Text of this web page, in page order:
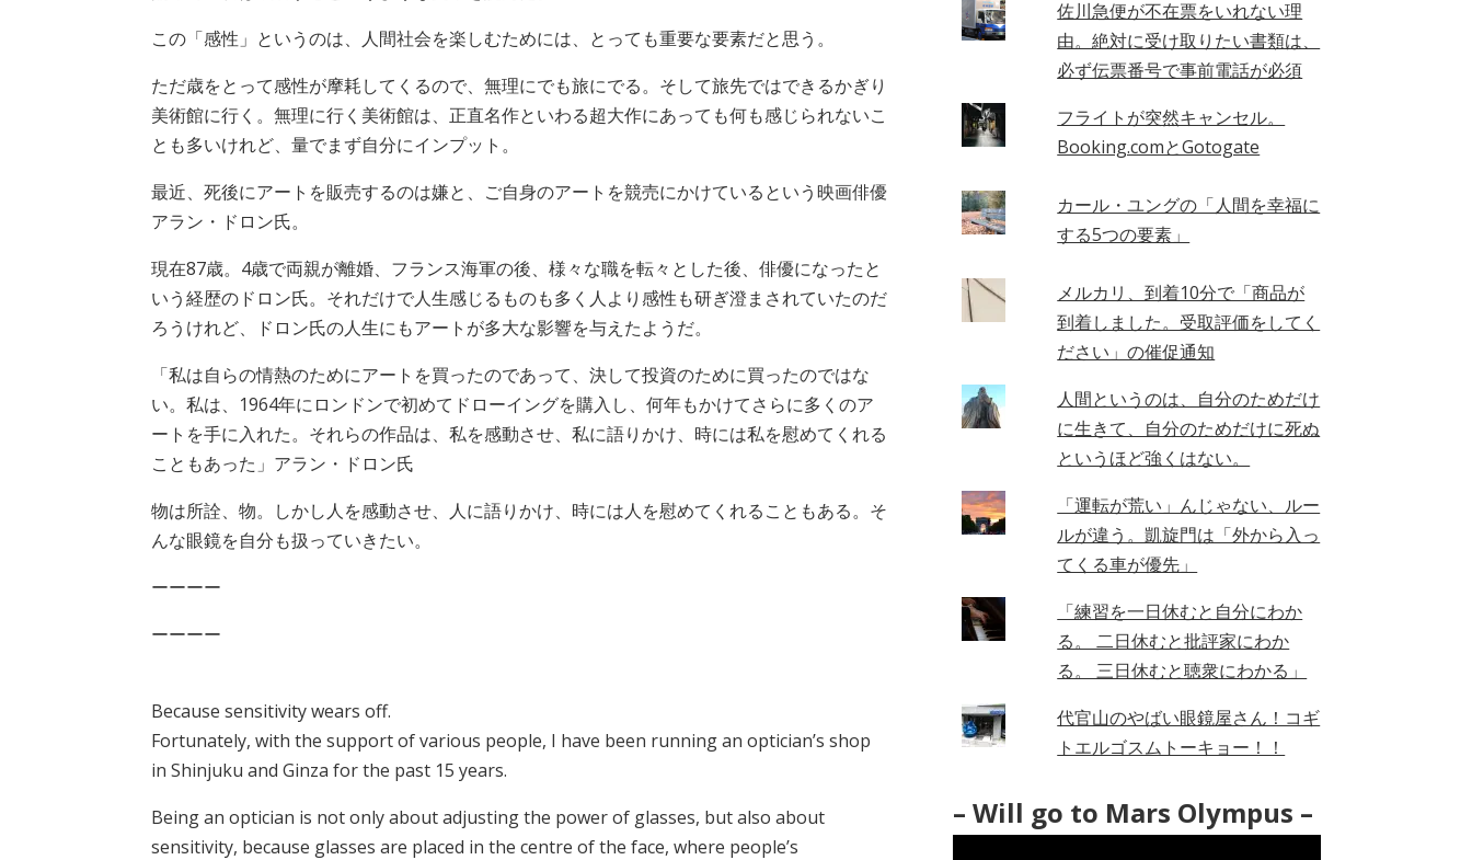
この「感性」というのは、人間社会を楽しむためには、とっても重要な要素だと思う。
ただ歳をとって感性が摩耗してくるので、無理にでも旅にでる。そして旅先ではできるかぎり
美術館に行く。無理に行く美術館は、正直名作といわる超大作にあっても何も感じられないこ
とも多いけれど、量でまず自分にインプット。
最近、死後にアートを販売するのは嫌と、ご自身のアートを競売にかけているという映画俳優
アラン・ドロン氏。
現在87歳。4歳で両親が離婚、フランス海軍の後、様々な職を転々とした後、俳優になったと
いう経歴のドロン氏。それだけで人生感じるものも多く人より感性も研ぎ澄まされていたのだ
ろうけれど、ドロン氏の人生にもアートが多大な影響を与えたようだ。
「私は自らの情熱のためにアートを買ったのであって、決して投資のために買ったのではな
い。私は、1964年にロンドンで初めてドローイングを購入し、何年もかけてさらに多くのア
ートを手に入れた。それらの作品は、私を感動させ、私に語りかけ、時には私を慰めてくれる
こともあった」アラン・ドロン氏
物は所詮、物。しかし人を感動させ、人に語りかけ、時には人を慰めてくれることもある。そ
んな眼鏡を自分も扱っていきたい。
ーーーー
ーーーー
Because sensitivity wears off.
Fortunately, with the support of various people, I have been running an optician’s shop
in Shinjuku and Ginza for the past 15 years.
Being an optician is not only about adjusting the power of glasses, but also about
sensitivity, because glasses are placed in the centre of the face, where people’s
佐川急便が不在票をいれない理
由。絶対に受け取りたい書類は、
必ず伝票番号で事前電話が必須
フライトが突然キャンセル。
Booking.comとGotogate
カール・ユングの「人間を幸福に
する5つの要素」
メルカリ、到着10分で「商品が
到着しました。受取評価をしてく
ださい」の催促通知
人間というのは、自分のためだけ
に生きて、自分のためだけに死ぬ
というほど強くはない。
「運転が荒い」んじゃない、ルー
ルが違う。凱旋門は「外から入っ
てくる車が優先」
「練習を一日休むと自分にわか
る。 二日休むと批評家にわか
る。 三日休むと聴衆にわかる」
代官山のやばい眼鏡屋さん！コギ
トエルゴスムトーキョー！！
– Will go to Mars Olympus –